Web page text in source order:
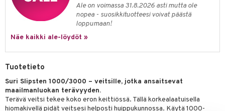
Ale on voimassa 31.8.2026 asti mutta ole
nopea - suosikkituotteesi voivat päästä
loppumaan!
Näe kaikki ale-löydöt »
Tuotetieto
Suri Slipsten 1000/3000 – veitsille, jotka ansaitsevat
maailmanluokan terävyyden.
Terävä veitsi tekee koko eron keittiössä. Tällä korkealaatuisella
hiomakivellä pidät veitsesi helposti huippukunnossa. Käytä 1000-
sisustus